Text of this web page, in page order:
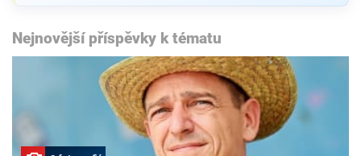
Nejnovější příspěvky k tématu